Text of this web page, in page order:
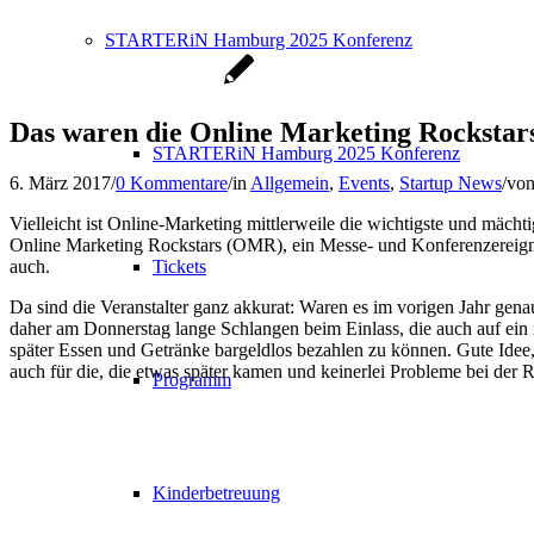
STARTERiN Hamburg 2025 Konferenz
STARTERiN Hamburg 2025 Konferenz
Tickets
Programm
Kinderbetreuung
Das waren die Online Marketing
6. März 2017/0 Kommentare/in Allgemein, Events, Startup News/
Vielleicht ist Online-Marketing mittlerweile die wichtigste und
Online Marketing Rockstars (OMR), ein Messe- und
auch.
Da sind die Veranstalter ganz akkurat: Waren es im vorigen Jahr
daher am Donnerstag lange Schlangen beim Einlass, die auch auf
später Essen und Getränke bargeldlos bezahlen zu können. Gute
auch für die, die etwas später kamen und keinerlei Probleme bei der